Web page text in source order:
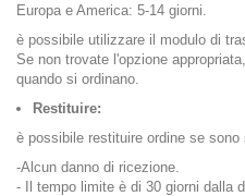
Europa e America: 5-14 giorni.
è possibile utilizzare il modulo di
Se non trovate l'opzione
quando si ordinano.
Restituire:
è possibile restituire ordine se
-Alcun danno di ricezione.
- Il tempo limite è di 30 giorni dalla